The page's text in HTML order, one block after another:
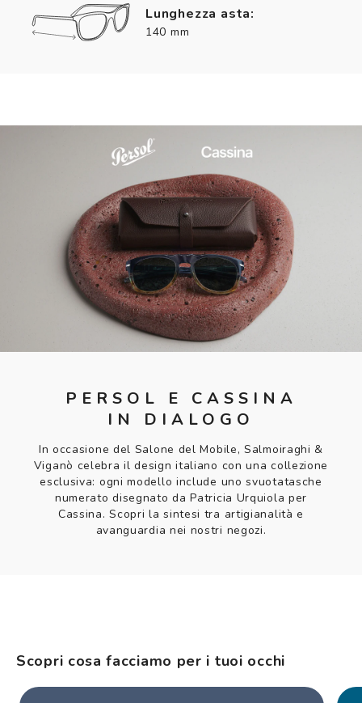
Lunghezza asta:
140 mm
PERSOL E CASSINA
IN DIALOGO
In occasione del Salone del Mobile, Salmoiraghi &
Viganò celebra il design italiano con una collezione
esclusiva: ogni modello include uno svuotatasche
numerato disegnato da Patricia Urquiola per
Cassina. Scopri la sintesi tra artigianalità e
avanguardia nei nostri negozi.
Scopri cosa facciamo per i tuoi occhi